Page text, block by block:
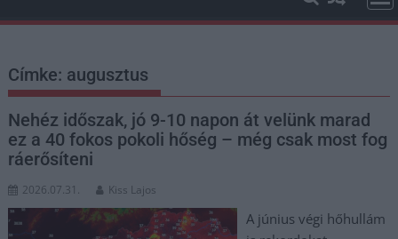
Címke: augusztus
Nehéz időszak, jó 9-10 napon át velünk marad
ez a 40 fokos pokoli hőség – még csak most fog
ráerősíteni
2026.07.31. Kiss Lajos
A június végi hőhullám